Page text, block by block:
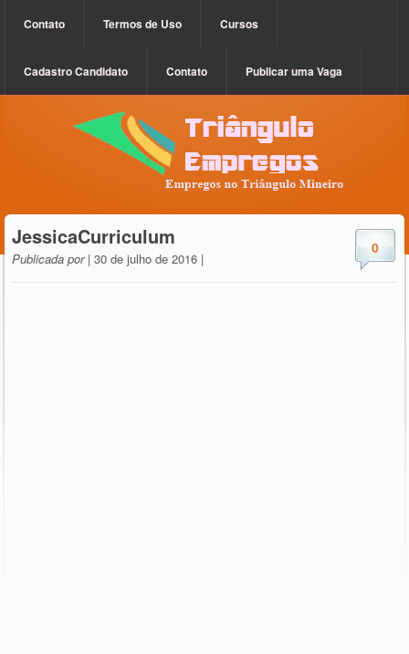
Contato Termos de Uso Cursos
Cadastro Candidato Contato Publicar uma Vaga
0
JessicaCurriculum
Publicada por| 30 de julho de 2016 |